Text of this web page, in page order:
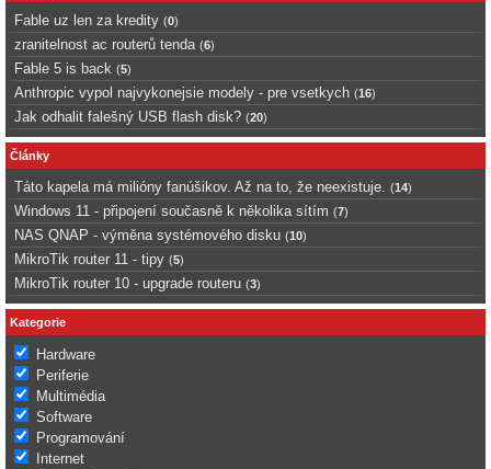
Fable uz len za kredity (0)
zranitelnost ac routerů tenda (6)
Fable 5 is back (5)
Anthropic vypol najvykonejsie modely - pre vsetkych (16)
Jak odhalit falešný USB flash disk? (20)
Články
Táto kapela má milióny fanúšikov. Až na to, že neexistuje. (14)
Windows 11 - připojení současně k několika sítím (7)
NAS QNAP - výměna systémového disku (10)
MikroTik router 11 - tipy (5)
MikroTik router 10 - upgrade routeru (3)
Kategorie
Hardware
Periferie
Multimédia
Software
Programování
Internet